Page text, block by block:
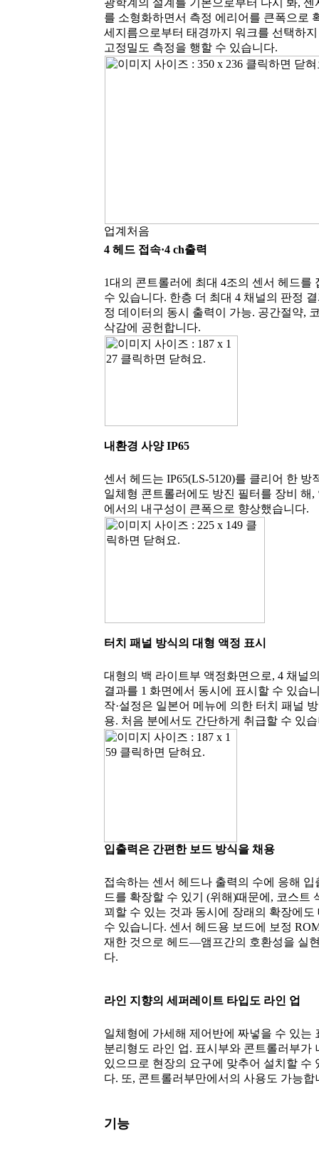
광학계의 설계를 기본으로부터 다시 봐, 센
를 소형화하면서 측정 에리어를 큰폭으로
세지름으로부터 태경까지 워크를 선택하
고정밀도 측정을 행할 수 있습니다.
업계처음
4 헤드 접속·4 ch출력
1대의 콘트롤러에 최대 4조의 센서 헤드를
수 있습니다. 한층 더 최대 4 채널의 판정
정 데이터의 동시 출력이 가능. 공간절약,
삭감에 공헌합니다.
내환경 사양 IP65
센서 헤드는 IP65(LS-5120)를 클리어 한 방
일체형 콘트롤러에도 방진 필터를 장비 해,
에서의 내구성이 큰폭으로 향상했습니다.
터치 패널 방식의 대형 액정 표시
대형의 백 라이트부 액정화면으로, 4 채널
결과를 1 화면에서 동시에 표시할 수 있습
작·설정은 일본어 메뉴에 의한 터치 패널
용. 처음 분에서도 간단하게 취급할 수 있
입출력은 간편한 보드 방식을 채용
접속하는 센서 헤드나 출력의 수에 응해 입
드를 확장할 수 있기 (위해)때문에, 코스트
꾀할 수 있는 것과 동시에 장래의 확장에도
수 있습니다. 센서 헤드용 보드에 보정
재한 것으로 헤드―앰프간의 호환성을 실
다.
라인 지향의 세퍼레이트 타입도 라인 업
일체형에 가세해 제어반에 짜넣을 수 있는
분리형도 라인 업. 표시부와 콘트롤러부가
있으므로 현장의 요구에 맞추어 설치할 수
다. 또, 콘트롤러부만에서의 사용도 가능합
기능